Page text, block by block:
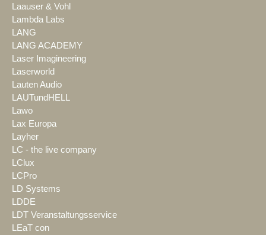
Laauser & Vohl
Lambda Labs
LANG
LANG ACADEMY
Laser Imagineering
Laserworld
Lauten Audio
LAUTundHELL
Lawo
Lax Europa
Layher
LC - the live company
LClux
LCPro
LD Systems
LDDE
LDT Veranstaltungsservice
LEaT con